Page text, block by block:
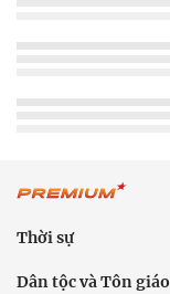
Thời sự
Dân tộc và Tôn giáo